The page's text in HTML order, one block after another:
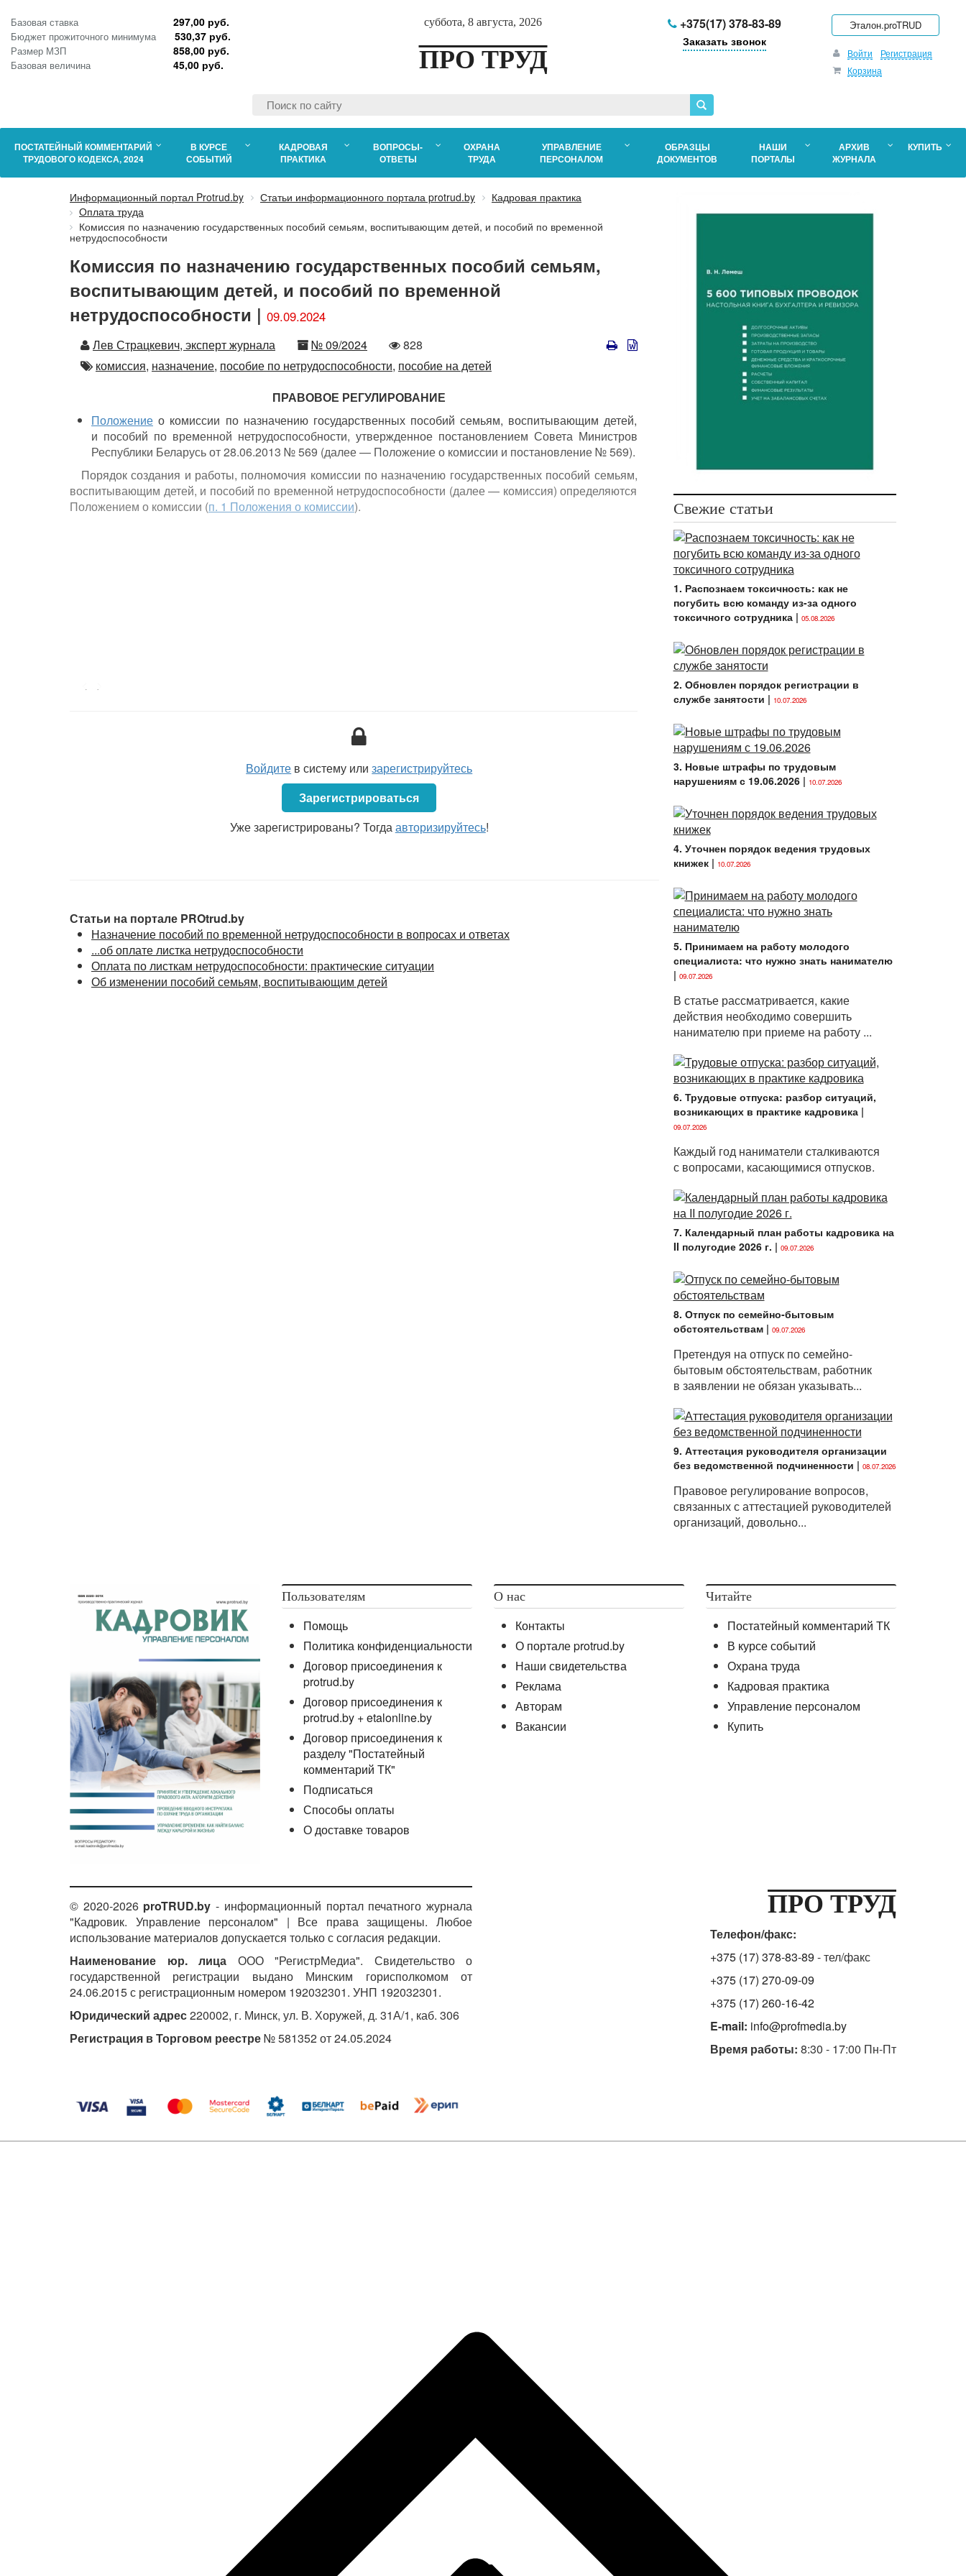
Базовая ставка 297,00 руб.
Бюджет прожиточного минимума 530,37 руб.
Размер МЗП 858,00 руб.
Базовая величина 45,00 руб.
суббота, 8 августа, 2026
ПРО ТРУД
+375(17) 378-83-89
Заказать звонок
Эталон.proTRUD
Войти
Регистрация
Корзина
ПОСТАТЕЙНЫЙ КОММЕНТАРИЙ
ТРУДОВОГО КОДЕКСА, 2024
В КУРСЕ
СОБЫТИЙ
КАДРОВАЯ
ПРАКТИКА
ВОПРОСЫ-
ОТВЕТЫ
ОХРАНА
ТРУДА
УПРАВЛЕНИЕ
ПЕРСОНАЛОМ
ОБРАЗЦЫ
ДОКУМЕНТОВ
НАШИ
ПОРТАЛЫ
АРХИВ
ЖУРНАЛА
КУПИТЬ
Информационный портал Protrud.by Статьи информационного портала protrud.by
Кадровая практика
Оплата труда
Комиссия по назначению государственных пособий семьям, воспитывающим детей, и пособий по временной
нетрудоспособности
Комиссия по назначению государственных пособий семьям,
воспитывающим детей, и пособий по временной
нетрудоспособности | 09.09.2024
Автор
Лев Страцкевич, эксперт журнала Номер
№ 09/2024
Количество
просмотров
828
Автор
комиссия, назначение, пособие по нетрудоспособности, пособие на детей
ПРАВОВОЕ РЕГУЛИРОВАНИЕ
Положение о комиссии по назначению государственных пособий семьям, воспитывающим детей,
и пособий по временной нетрудоспособности, утвержденное постановлением Совета Министров
Республики Беларусь от 28.06.2013 № 569 (далее — Положение о комиссии и постановление № 569).
Порядок создания и работы, полномочия комиссии по назначению государственных пособий семьям,
воспитывающим детей, и пособий по временной нетрудоспособности (далее — комиссия) определяются
Положением о комиссии (п. 1 Положения о комиссии).
Войдите в систему илизарегистрируйтесь
Зарегистрироваться
Уже зарегистрированы? Тогдаавторизируйтесь!
Статьи на портале PROtrud.by
Назначение пособий по временной нетрудоспособности в вопросах и ответах
...об оплате листка нетрудоспособности
Оплата по листкам нетрудоспособности: практические ситуации
Об изменении пособий семьям, воспитывающим детей
Свежие статьи
1. Распознаем токсичность: как не
погубить всю команду из-за одного
токсичного сотрудника| 05.08.2026
2. Обновлен порядок регистрации в
службе занятости | 10.07.2026
3. Новые штрафы по трудовым
нарушениям с 19.06.2026| 10.07.2026
4. Уточнен порядок ведения трудовых
книжек| 10.07.2026
5. Принимаем на работу молодого
специалиста: что нужно знать нанимателю
| 09.07.2026
В статье рассматривается, какие
действия необходимо совершить
нанимателю при приеме на работу ...
6. Трудовые отпуска: разбор ситуаций,
возникающих в практике кадровика|
09.07.2026
Каждый год наниматели сталкиваются
с вопросами, касающимися отпусков.
7. Календарный план работы кадровика на
II полугодие 2026 г. | 09.07.2026
8. Отпуск по семейно-бытовым
обстоятельствам| 09.07.2026
Претендуя на отпуск по семейно-
бытовым обстоятельствам, работник
в заявлении не обязан указывать...
9. Аттестация руководителя организации
без ведомственной подчиненности | 08.07.2026
Правовое регулирование вопросов,
связанных с аттестацией руководителей
организаций, довольно...
Пользователям
Помощь
Политика конфиденциальности
Договор присоединения к
protrud.by
Договор присоединения к
protrud.by + etalonline.by
Договор присоединения к
разделу "Постатейный
комментарий ТК"
Подписаться
Способы оплаты
О доставке товаров
О нас
Контакты
О портале protrud.by
Наши свидетельства
Реклама
Авторам
Вакансии
Читайте
Постатейный комментарий ТК
В курсе событий
Охрана труда
Кадровая практика
Управление персоналом
Купить
© 2020-2026 proTRUD.by - информационный портал печатного журнала
"Кадровик. Управление персоналом" | Все права защищены. Любое
использование материалов допускается только с согласия редакции.
Наименование юр. лица ООО "РегистрМедиа". Свидетельство о
государственной регистрации выдано Минским горисполкомом от
24.06.2015 с регистрационным номером 192032301. УНП 192032301.
Юридический адрес220002, г. Минск, ул. В. Хоружей, д. 31А/1, каб. 306
Регистрация в Торговом реестре№ 581352 от 24.05.2024
ПРО ТРУД
Телефон/факс:
+375 (17) 378-83-89 - тел/факс
+375 (17) 270-09-09
+375 (17) 260-16-42
E-mail: info@profmedia.by
Время работы: 8:30 - 17:00 Пн-Пт